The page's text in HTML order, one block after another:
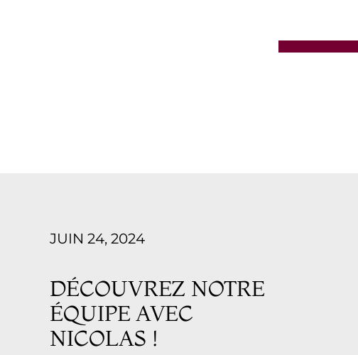
JUIN 24, 2024
DÉCOUVREZ NOTRE
ÉQUIPE AVEC
NICOLAS !